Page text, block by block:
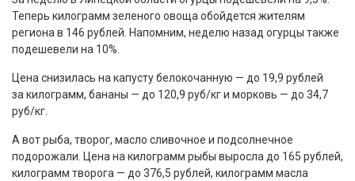
Теперь килограмм зеленого овоща обойдется жителям
региона в 146 рублей. Напомним, неделю назад огурцы также
подешевели на 10%.
Цена снизилась на капусту белокочанную — до 19,9 рублей
за килограмм, бананы — до 120,9 руб/кг и морковь — до 34,7
руб/кг.
А вот рыба, творог, масло сливочное и подсолнечное
подорожали. Цена на килограмм рыбы выросла до 165 рублей,
килограмм творога — до 376,5 рублей, килограмм масла